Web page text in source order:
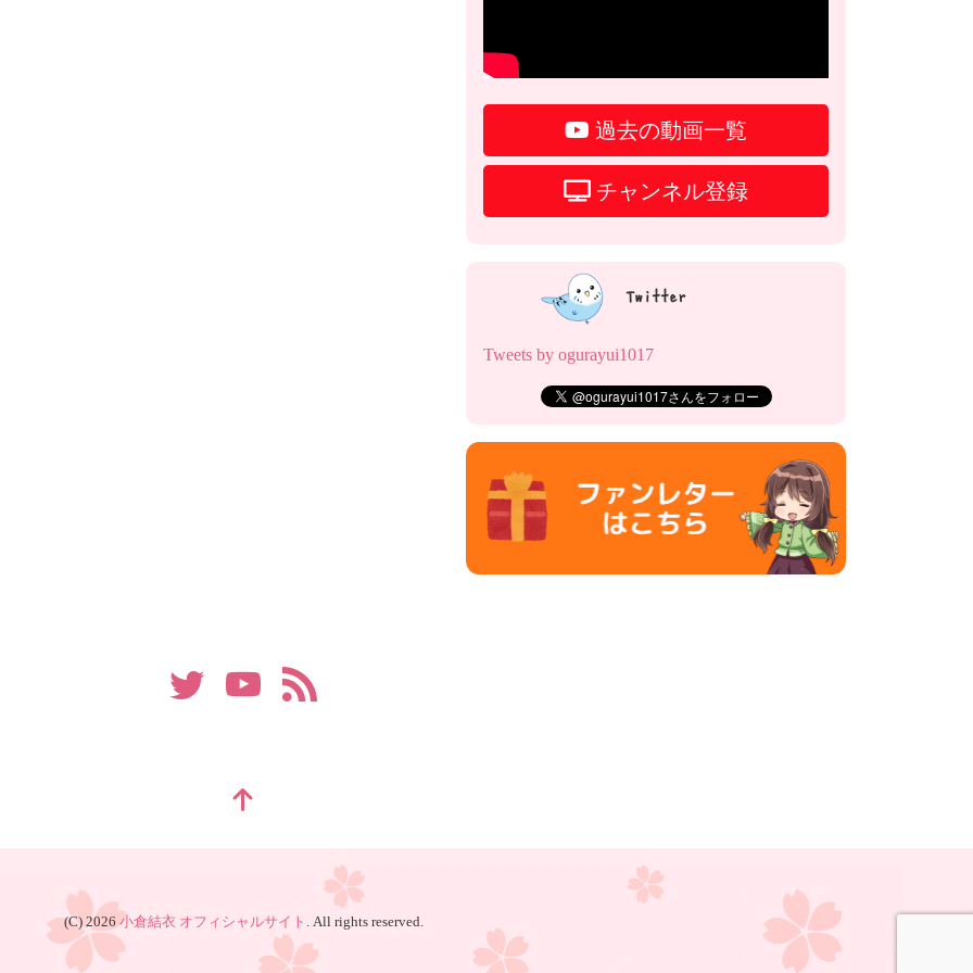
過去の動画一覧
チャンネル登録
Twitter
Tweets by ogurayui1017
(C) 2026 小倉結衣 オフィシャルサイト . All rights reserved.